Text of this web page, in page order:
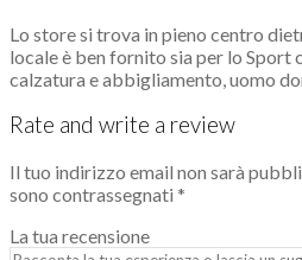
Lo store si trova in pieno centro
locale è ben fornito sia per lo Sport
calzatura e abbigliamento, uomo
Rate and write a review
Il tuo indirizzo email non sarà
sono contrassegnati *
La tua recensione